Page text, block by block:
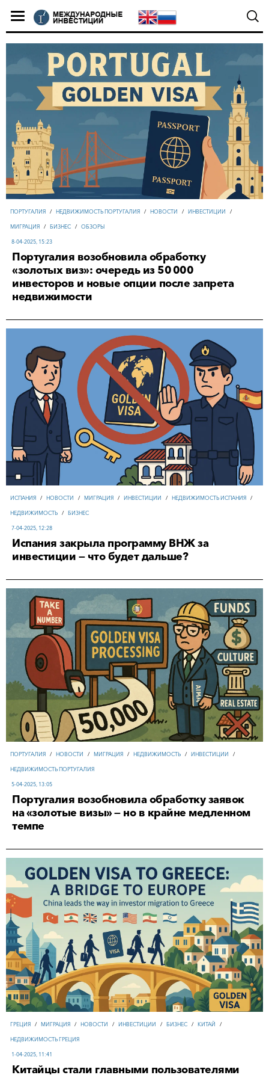
ПОРТУГАЛИЯ / НЕДВИЖИМОСТЬ ПОРТУГАЛИЯ / НОВОСТИ / ИНВЕСТИЦИИ /
МИГРАЦИЯ / БИЗНЕС / ОБЗОРЫ
8-04-2025, 15:23
Португалия возобновила обработку
«золотых виз»: очередь из 50 000
инвесторов и новые опции после запрета
недвижимости
ИСПАНИЯ / НОВОСТИ / МИГРАЦИЯ / ИНВЕСТИЦИИ / НЕДВИЖИМОСТЬ ИСПАНИЯ /
НЕДВИЖИМОСТЬ / БИЗНЕС
7-04-2025, 12:28
Испания закрыла программу ВНЖ за
инвестиции — что будет дальше?
ПОРТУГАЛИЯ / НОВОСТИ / МИГРАЦИЯ / НЕДВИЖИМОСТЬ / ИНВЕСТИЦИИ /
НЕДВИЖИМОСТЬ ПОРТУГАЛИЯ
5-04-2025, 13:05
Португалия возобновила обработку заявок
на «золотые визы» — но в крайне медленном
темпе
ГРЕЦИЯ / МИГРАЦИЯ / НОВОСТИ / ИНВЕСТИЦИИ / БИЗНЕС / КИТАЙ /
НЕДВИЖИМОСТЬ ГРЕЦИЯ
1-04-2025, 11:41
Китайцы стали главными пользователями